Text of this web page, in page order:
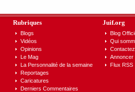
Rubriques
Blogs
Vidéos
Opinions
Le Mag
La Personnalité de la semaine
Reportages
Caricatures
Derniers Commentaires
Juif.org
Blog
Qui
Annoncer
Flux RSS